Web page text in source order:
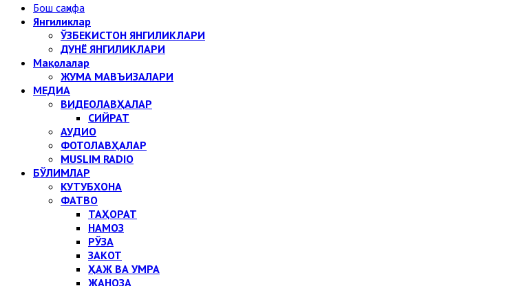
Бош саҳифа
Янгиликлар
ЎЗБЕКИСТОН ЯНГИЛИКЛАРИ
ДУНЁ ЯНГИЛИКЛАРИ
Мақолалар
ЖУМА МАВЪИЗАЛАРИ
МЕДИА
ВИДЕОЛАВҲАЛАР
СИЙРАТ
АУДИО
ФОТОЛАВҲАЛАР
MUSLIM RADIO
БЎЛИМЛАР
КУТУБХОНА
ФАТВО
ТАҲОРАТ
НАМОЗ
РЎЗА
ЗАКОТ
ҲАЖ ВА УМРА
ЖАНОЗА